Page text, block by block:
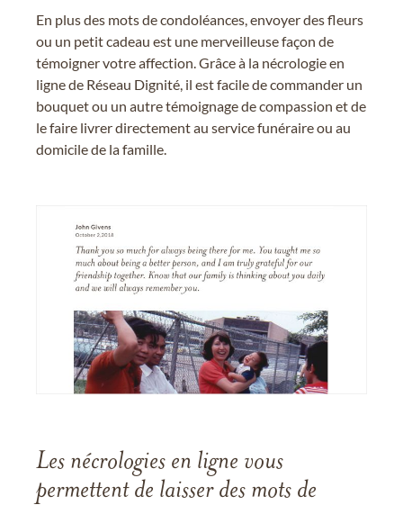
En plus des mots de condoléances, envoyer des fleurs
ou un petit cadeau est une merveilleuse façon de
témoigner votre affection. Grâce à la nécrologie en
ligne de Réseau Dignité, il est facile de commander un
bouquet ou un autre témoignage de compassion et de
le faire livrer directement au service funéraire ou au
domicile de la famille.
Les nécrologies en ligne vous
permettent de laisser des mots de